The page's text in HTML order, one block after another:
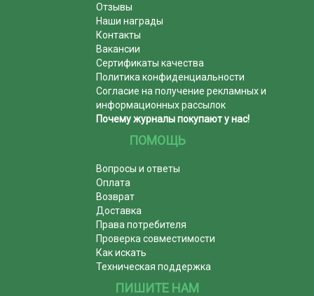
Отзывы
Наши награды
Контакты
Вакансии
Сертификаты качества
Политика конфиденциальности
Согласие на получение рекламных и
информационных рассылок
Почему журналы покупают у нас!
ПОМОЩЬ
Вопросы и ответы
Оплата
Возврат
Доставка
Права потребителя
Проверка совместимости
Как искать
Техническая поддержка
ПИШИТЕ НАМ